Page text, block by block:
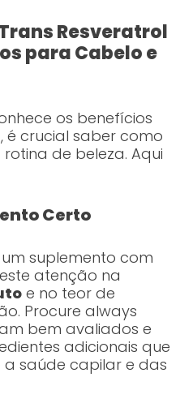
Resveratrol
para Cabelo e
os benefícios
é crucial saber como
de beleza. Aqui
Certo
suplemento com
atenção na
e no teor de
Procure always
bem avaliados e
adicionais que
saúde capilar e das